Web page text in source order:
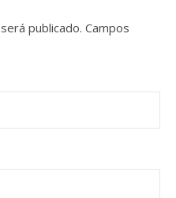
publicado. Campos